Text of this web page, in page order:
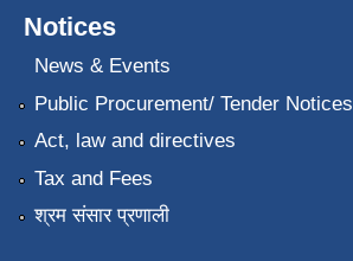
Notices
News & Events
Public Procurement/ Tender Notices
Act, law and directives
Tax and Fees
श्रम संसार प्रणाली